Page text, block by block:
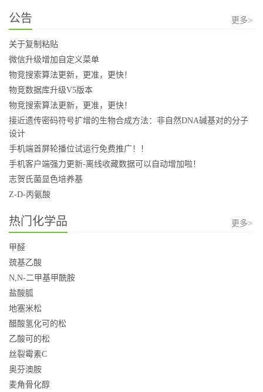
公告 更多>
关于复制粘贴
微信升级增加自定义菜单
物竞搜索算法更新，更准，更快！
物竞数据库升级V5版本
物竞搜索算法更新，更准，更快！
接近遗传密码符号扩增的生物合成方法：非自然DNA碱基对的分子
设计
手机端首屏轮播位试运行免费推广！！
手机客户端强力更新-离线收藏数据可以自动增加啦！
志贺氏菌显色培养基
Z-D-丙氨酸
热门化学品 更多>
甲醛
巯基乙酸
N,N-二甲基甲酰胺
盐酸胍
地塞米松
醋酸氢化可的松
乙酸可的松
丝裂霉素C
奥芬澳胺
麦角骨化醇